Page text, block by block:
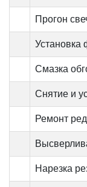
Прогон
Установка
Смазка
Снятие и
Ремонт
Нарезка